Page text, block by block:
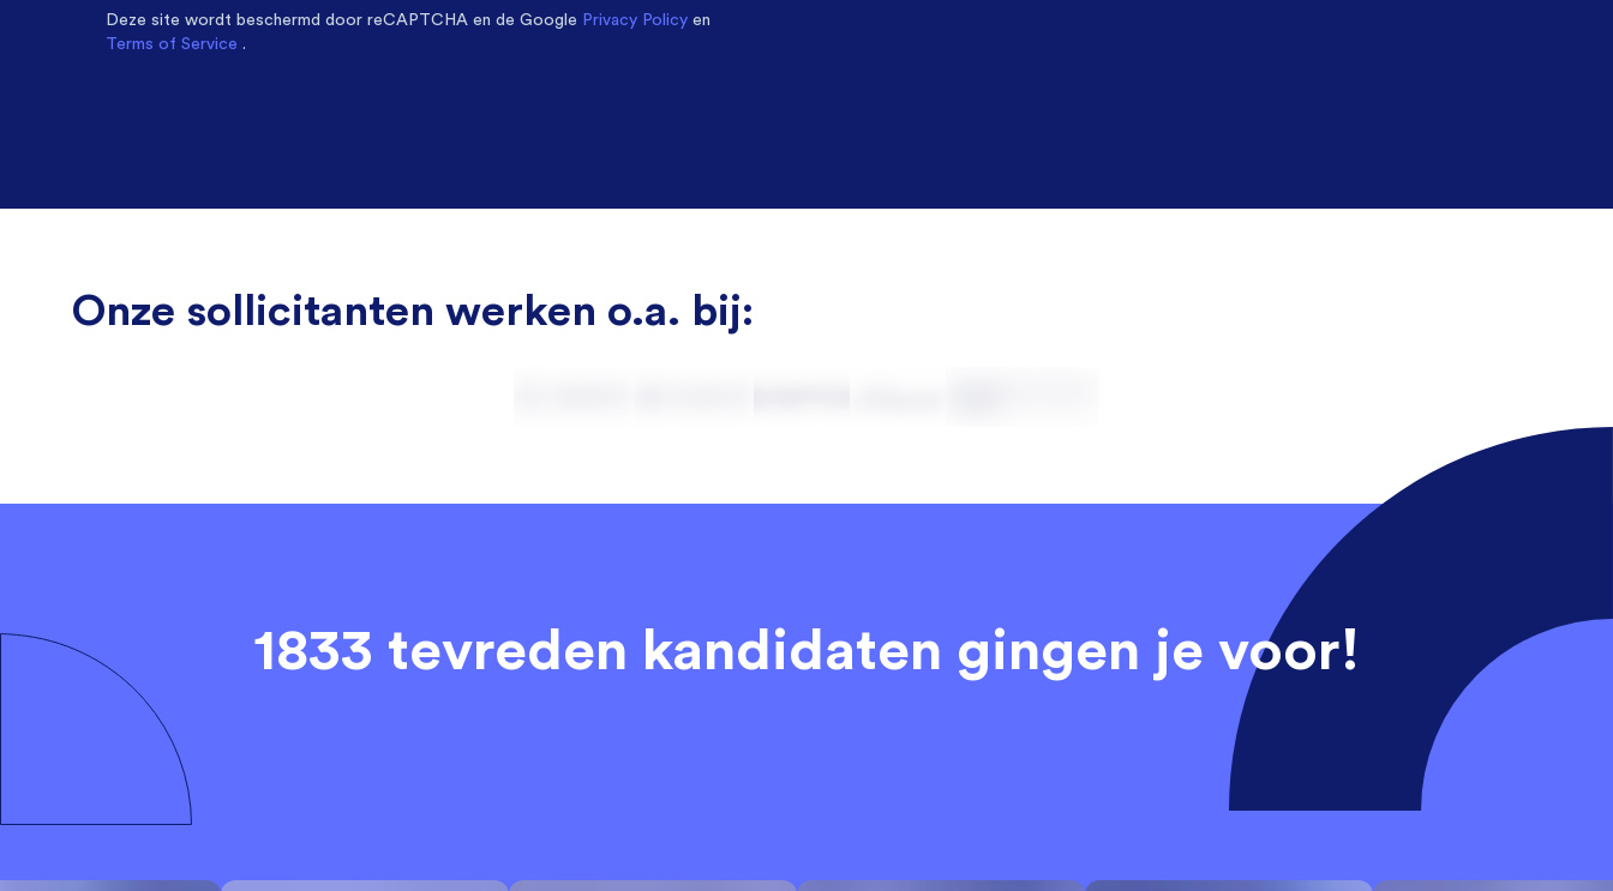
Deze site wordt beschermd door reCAPTCHA en de Google Privacy Policy en
Terms of Service .
Onze sollicitanten werken o.a. bij:
1833 tevreden kandidaten gingen je voor!